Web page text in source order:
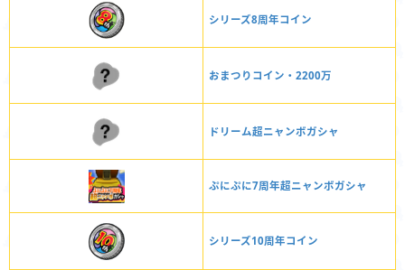
シリーズ8周年コイン
おまつりコイン・2200万
ドリーム超ニャンボガシャ
ぷにぷに7周年超ニャンボガシャ
シリーズ10周年コイン